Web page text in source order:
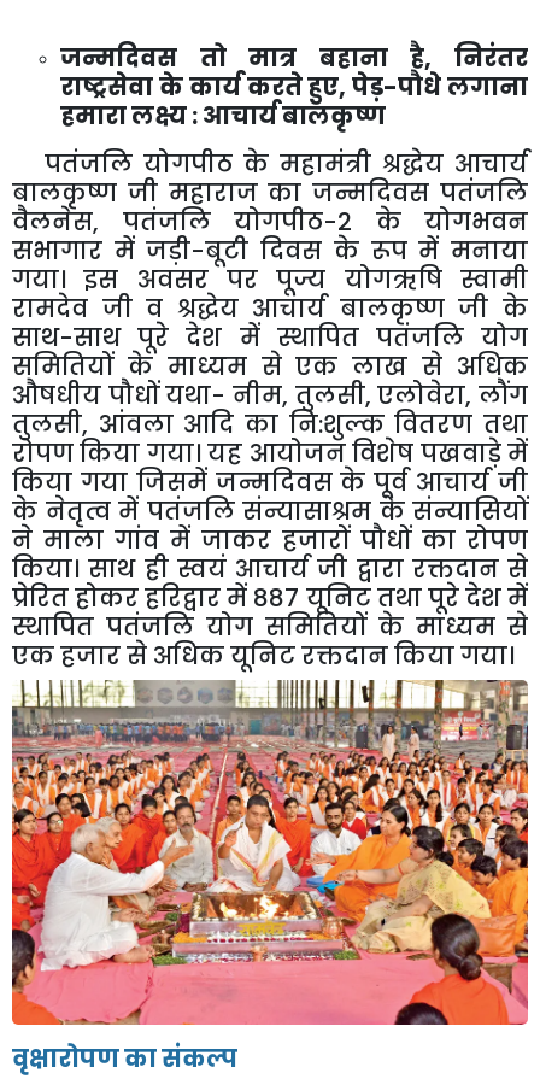
जन्मदिवस तो मात्र बहाना है, निरंतर
राष्ट्रसेवा के कार्य करते हुए, पेड़-पौधे लगाना
हमारा लक्ष्य : आचार्य बालकृष्ण
पतंजलि योगपीठ के महामंत्री श्रद्धेय आचार्य
बालकृष्ण जी महाराज का जन्मदिवस पतंजलि
वैलनेस, पतंजलि योगपीठ-2 के योगभवन
सभागार में जड़ी-बूटी दिवस के रूप में मनाया
गया। इस अवसर पर पूज्य योगऋषि स्वामी
रामदेव जी व श्रद्धेय आचार्य बालकृष्ण जी के
साथ-साथ पूरे देश में स्थापित पतंजलि योग
समितियों के माध्यम से एक लाख से अधिक
औषधीय पौधों यथा- नीम, तुलसी, एलोवेरा, लौंग
तुलसी, आंवला आदि का नि:शुल्क वितरण तथा
रोपण किया गया। यह आयोजन विशेष पखवाड़े में
किया गया जिसमें जन्मदिवस के पूर्व आचार्य जी
के नेतृत्व में पतंजलि संन्यासाश्रम के संन्यासियों
ने माला गांव में जाकर हजारों पौधों का रोपण
किया। साथ ही स्वयं आचार्य जी द्वारा रक्तदान से
प्रेरित होकर हरिद्वार में 887 यूनिट तथा पूरे देश में
स्थापित पतंजलि योग समितियों के माध्यम से
एक हजार से अधिक यूनिट रक्तदान किया गया।
वृक्षारोपण का संकल्प